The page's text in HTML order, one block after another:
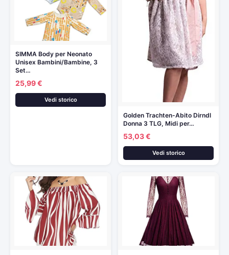
SIMMA Body per Neonato
Unisex Bambini/Bambine, 3
Set…
25,99 €
Vedi storico
Golden Trachten-Abito Dirndl
Donna 3 TLG, Midi per…
53,03 €
Vedi storico